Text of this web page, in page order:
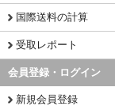
国際送料の計算
受取レポート
会員登録・ログイン
新規会員登録